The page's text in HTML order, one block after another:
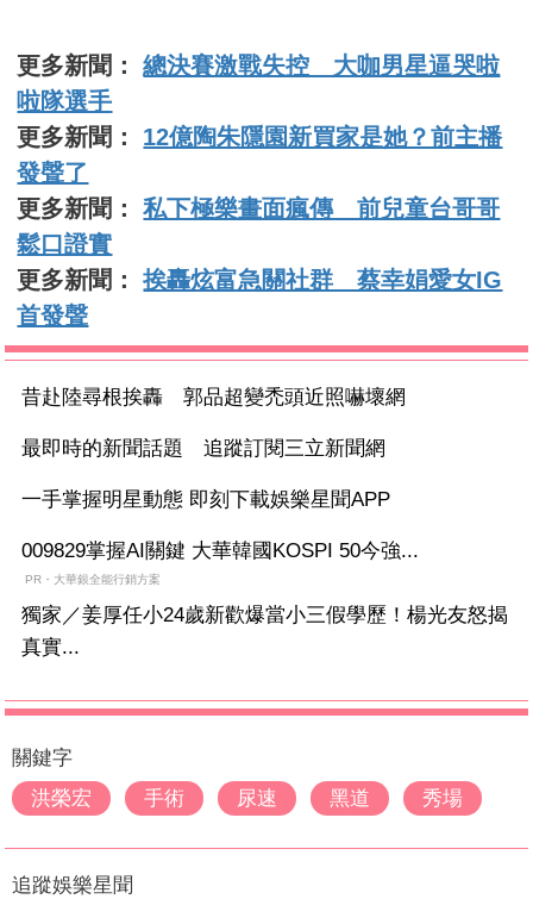
更多新聞：總決賽激戰失控 大咖男星逼哭啦
啦隊選手
更多新聞： 12億陶朱隱園新買家是她？前主播
發聲了
更多新聞：私下極樂畫面瘋傳 前兒童台哥哥
鬆口證實
更多新聞：挨轟炫富急關社群 蔡幸娟愛女IG
首發聲
昔赴陸尋根挨轟 郭品超變禿頭近照嚇壞網
最即時的新聞話題 追蹤訂閱三立新聞網
一手掌握明星動態 即刻下載娛樂星聞APP
009829掌握AI關鍵 大華韓國KOSPI 50今強...
PR・大華銀全能行銷方案
獨家／姜厚任小24歲新歡爆當小三假學歷！楊光友怒揭
真實...
關鍵字
洪榮宏
手術 尿速 黑道 秀場
追蹤娛樂星聞